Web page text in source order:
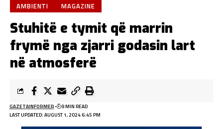
AMBIENTI MAGAZINE
Stuhitë e tymit që marrin
frymë nga zjarri godasin lart
në atmosferë
LAST UPDATED: AUGUST 1, 2024 6:45 PM
GAZETAINFORMER 9 MIN READ